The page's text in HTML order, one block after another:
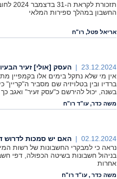
החשבון במהלך ספירות המלאי
אריאל פטל, רו"ח
23.12.2024 |
העסק [אולי] זעיר
אין מי שלא נתקל בימים אלו בקמפיין
בשנה, יכול להירשם כ"עסק זעיר" ואגב
משה כדר, עו"ד רו"ח
02.12.2024 |
האם יש סמכות לדרוש
נראה כי למבקרי החשבונות של רשות
בניהול חשבונות בשיטה הכפולה, דפי
אחרות
משה כדר , עו"ד רו"ח